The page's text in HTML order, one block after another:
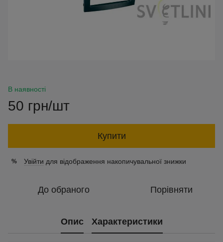
В наявності
50 грн/шт
Купити
% Увійти для відображення накопичувальної знижки
До обраного Порівняти
Опис Характеристики